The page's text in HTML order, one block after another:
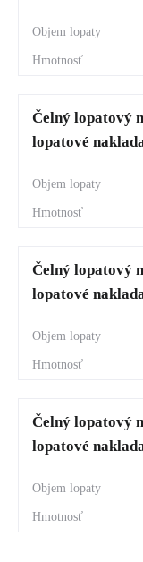
Čelný lopatový
lopatové
Čelný lopatový
lopatové
Čelný lopatový
lopatové